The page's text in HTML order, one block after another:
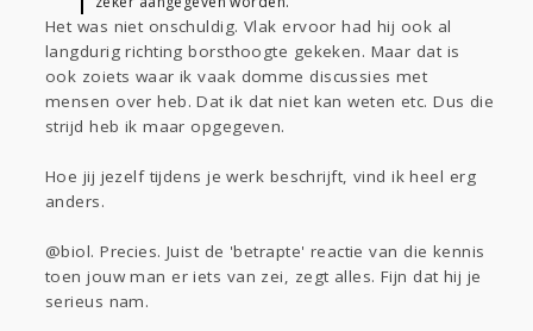
Het was niet onschuldig. Vlak ervoor had hij ook al
langdurig richting borsthoogte gekeken. Maar dat is
ook zoiets waar ik vaak domme discussies met
mensen over heb. Dat ik dat niet kan weten etc. Dus die
strijd heb ik maar opgegeven.
Hoe jij jezelf tijdens je werk beschrijft, vind ik heel erg
anders.
@biol. Precies. Juist de 'betrapte' reactie van die kennis
toen jouw man er iets van zei, zegt alles. Fijn dat hij je
serieus nam.